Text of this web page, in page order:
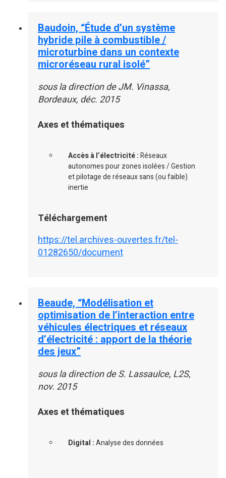
Baudoin, “Étude d’un système
hybride pile à combustible /
microturbine dans un contexte
microréseau rural isolé”
sous la direction de JM. Vinassa,
Bordeaux, déc. 2015
Axes et thématiques
Accès à l’électricité :Réseaux
autonomes pour zones isolées / Gestion
et pilotage de réseaux sans (ou faible)
inertie
Téléchargement
https://tel.archives-ouvertes.fr/tel-
01282650/document
Beaude, “Modélisation et
optimisation de l’interaction entre
véhicules électriques et réseaux
d’électricité : apport de la théorie
des jeux”
sous la direction de S. Lassaulce, L2S,
nov. 2015
Axes et thématiques
Digital :Analyse des données